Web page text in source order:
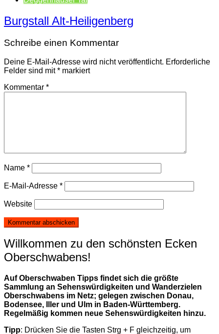
Burgstall Alt-Heiligenberg
Schreibe einen Kommentar
Deine E-Mail-Adresse wird nicht veröffentlicht. Erforderliche
Felder sind mit* markiert
Kommentar *
Name *
E-Mail-Adresse *
Website
Willkommen zu den schönsten Ecken
Oberschwabens!
Auf Oberschwaben Tipps findet sich die größte
Sammlung an Sehenswürdigkeiten und Wanderzielen
Oberschwabens im Netz; gelegen zwischen Donau,
Bodensee, Iller und Ulm in Baden-Württemberg.
Regelmäßig kommen neue Sehenswürdigkeiten hinzu.
Tipp: Drücken Sie die Tasten Strg + F gleichzeitig, um